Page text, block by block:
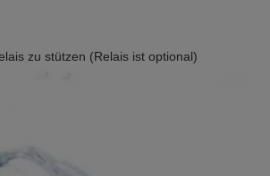
zu stützen (Relais ist optional)